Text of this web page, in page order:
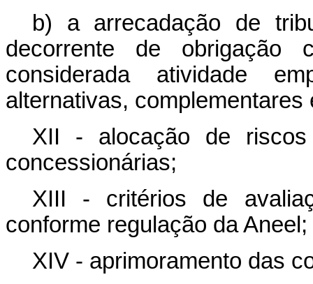
b) a arrecadação de
decorrente de obrigação
considerada atividade
alternativas, complementares
XII - alocação de
concessionárias;
XIII - critérios de
conforme regulação da Aneel;
XIV - aprimoramento das